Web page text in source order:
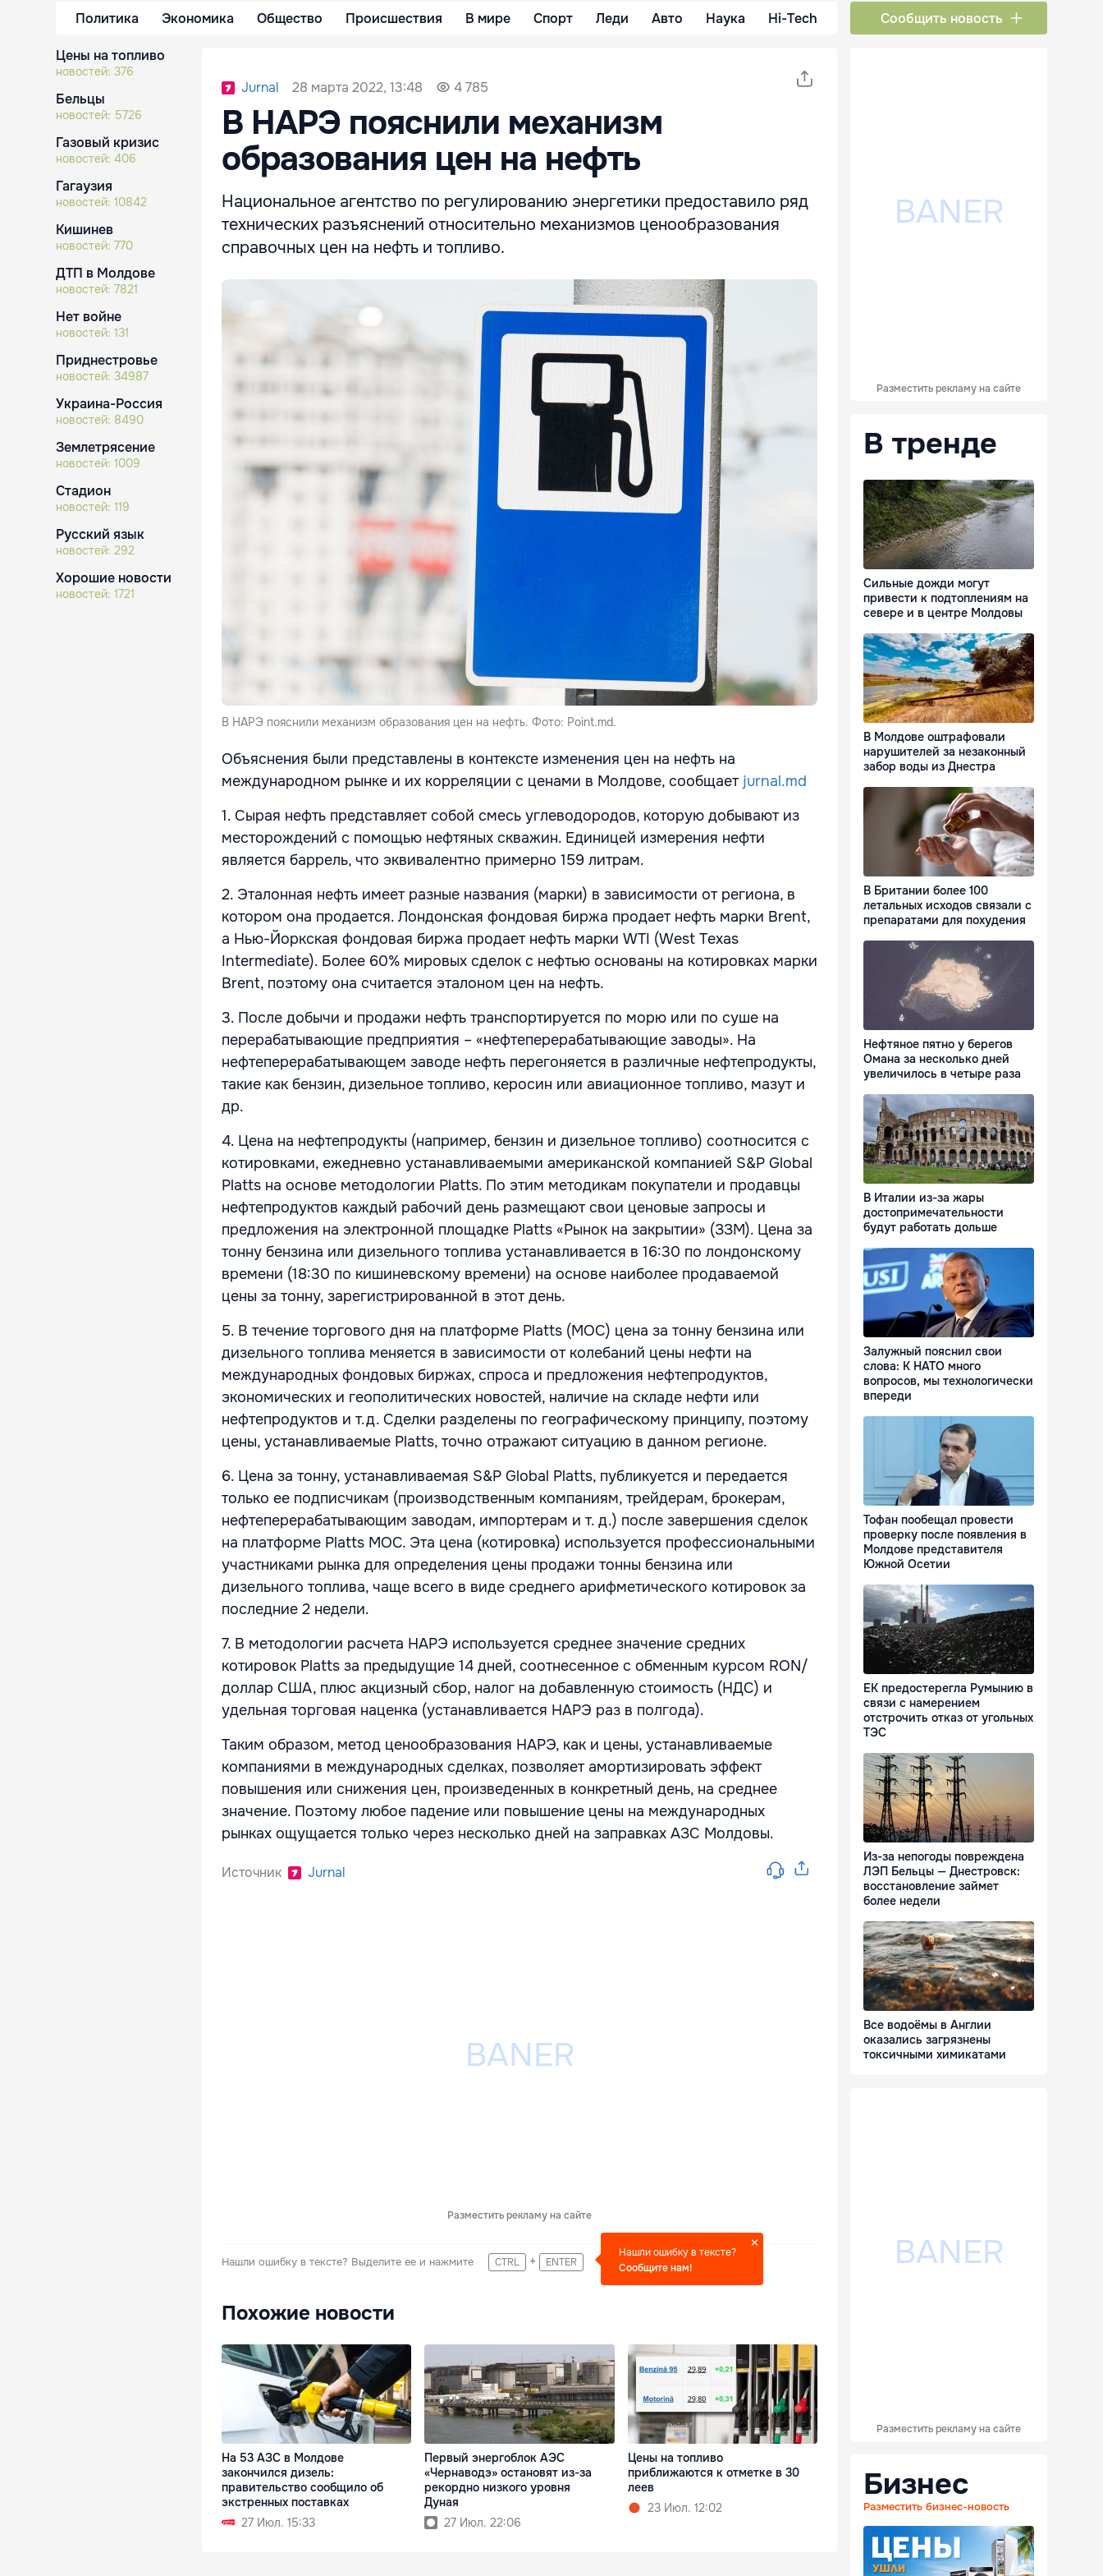
Политика Экономика Общество Происшествия В мире Спорт Леди Авто Наука Hi-Tech Сообщить новость
Цены на топливо
новостей: 376
Бельцы
новостей: 5726
Газовый кризис
новостей: 406
Гагаузия
новостей: 10842
Кишинев
новостей: 770
ДТП в Молдове
новостей: 7821
Нет войне
новостей: 131
Приднестровье
новостей: 34987
Украина-Россия
новостей: 8490
Землетрясение
новостей: 1009
Стадион
новостей: 119
Русский язык
новостей: 292
Хорошие новости
новостей: 1721
Jurnal 28 марта 2022, 13:48 4 785
В НАРЭ пояснили механизм
образования цен на нефть
Национальное агентство по регулированию энергетики предоставило ряд
технических разъяснений относительно механизмов ценообразования
справочных цен на нефть и топливо.
В НАРЭ пояснили механизм образования цен на нефть. Фото: Point.md.
Объяснения были представлены в контексте изменения цен на нефть на
международном рынке и их корреляции с ценами в Молдове, сообщаетjurnal.md
1. Сырая нефть представляет собой смесь углеводородов, которую добывают из
месторождений с помощью нефтяных скважин. Единицей измерения нефти
является баррель, что эквивалентно примерно 159 литрам.
2. Эталонная нефть имеет разные названия (марки) в зависимости от региона, в
котором она продается. Лондонская фондовая биржа продает нефть марки Brent,
а Нью-Йоркская фондовая биржа продает нефть марки WTI (West Texas
Intermediate). Более 60% мировых сделок с нефтью основаны на котировках марки
Brent, поэтому она считается эталоном цен на нефть.
3. После добычи и продажи нефть транспортируется по морю или по суше на
перерабатывающие предприятия – «нефтеперерабатывающие заводы». На
нефтеперерабатывающем заводе нефть перегоняется в различные нефтепродукты,
такие как бензин, дизельное топливо, керосин или авиационное топливо, мазут и
др.
4. Цена на нефтепродукты (например, бензин и дизельное топливо) соотносится с
котировками, ежедневно устанавливаемыми американской компанией S&P Global
Platts на основе методологии Platts. По этим методикам покупатели и продавцы
нефтепродуктов каждый рабочий день размещают свои ценовые запросы и
предложения на электронной площадке Platts «Рынок на закрытии» (ЗЗМ). Цена за
тонну бензина или дизельного топлива устанавливается в 16:30 по лондонскому
времени (18:30 по кишиневскому времени) на основе наиболее продаваемой
цены за тонну, зарегистрированной в этот день.
5. В течение торгового дня на платформе Platts (MOC) цена за тонну бензина или
дизельного топлива меняется в зависимости от колебаний цены нефти на
международных фондовых биржах, спроса и предложения нефтепродуктов,
экономических и геополитических новостей, наличие на складе нефти или
нефтепродуктов и т.д. Сделки разделены по географическому принципу, поэтому
цены, устанавливаемые Platts, точно отражают ситуацию в данном регионе.
6. Цена за тонну, устанавливаемая S&P Global Platts, публикуется и передается
только ее подписчикам (производственным компаниям, трейдерам, брокерам,
нефтеперерабатывающим заводам, импортерам и т. д.) после завершения сделок
на платформе Platts MOC. Эта цена (котировка) используется профессиональными
участниками рынка для определения цены продажи тонны бензина или
дизельного топлива, чаще всего в виде среднего арифметического котировок за
последние 2 недели.
7. В методологии расчета НАРЭ используется среднее значение средних
котировок Platts за предыдущие 14 дней, соотнесенное с обменным курсом RON/
доллар США, плюс акцизный сбор, налог на добавленную стоимость (НДС) и
удельная торговая наценка (устанавливается НАРЭ раз в полгода).
Таким образом, метод ценообразования НАРЭ, как и цены, устанавливаемые
компаниями в международных сделках, позволяет амортизировать эффект
повышения или снижения цен, произведенных в конкретный день, на среднее
значение. Поэтому любое падение или повышение цены на международных
рынках ощущается только через несколько дней на заправках АЗС Молдовы.
Источник Jurnal
Разместить рекламу на сайте
Нашли ошибку в тексте? Выделите ее и нажмите CTRL + ENTER
Нашли ошибку в тексте?
Сообщите нам!
Похожие новости
На 53 АЗС в Молдове
закончился дизель:
правительство сообщило об
экстренных поставках
27 Июл. 15:33
Первый энергоблок АЭС
«Чернаводэ» остановят из-за
рекордно низкого уровня
Дуная
27 Июл. 22:06
Цены на топливо
приближаются к отметке в 30
леев
23 Июл. 12:02
Разместить рекламу на сайте
В тренде
Сильные дожди могут
привести к подтоплениям на
севере и в центре Молдовы
В Молдове оштрафовали
нарушителей за незаконный
забор воды из Днестра
В Британии более 100
летальных исходов связали с
препаратами для похудения
Нефтяное пятно у берегов
Омана за несколько дней
увеличилось в четыре раза
В Италии из-за жары
достопримечательности
будут работать дольше
Залужный пояснил свои
слова: К НАТО много
вопросов, мы технологически
впереди
Тофан пообещал провести
проверку после появления в
Молдове представителя
Южной Осетии
ЕК предостерегла Румынию в
связи с намерением
отстрочить отказ от угольных
ТЭС
Из-за непогоды повреждена
ЛЭП Бельцы — Днестровск:
восстановление займет
более недели
Все водоёмы в Англии
оказались загрязнены
токсичными химикатами
Разместить рекламу на сайте
Бизнес
Разместить бизнес-новость